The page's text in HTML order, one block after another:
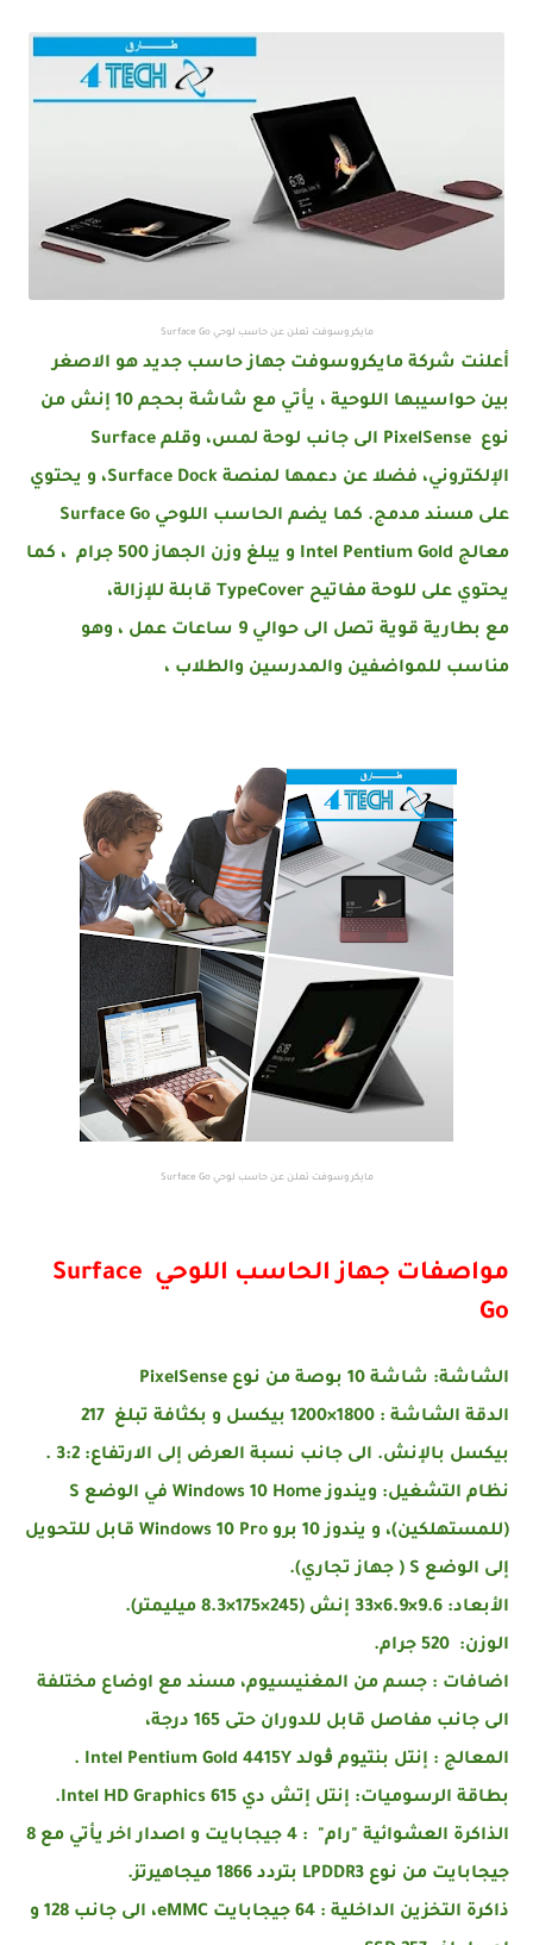
مايكروسوفت تعلن عن حاسب لوحي Surface Go
أعلنت شركة مايكروسوفت جهاز حاسب جديد هو الاصغر
بين حواسيبها اللوحية ، يأتي مع شاشة بحجم 10 إنش من
نوع PixelSense الى جانب لوحة لمس، وقلم Surface
الإلكتروني، فضلا عن دعمها لمنصة Surface Dock، و يحتوي
على مسند مدمج. كما يضم الحاسب اللوحي Surface Go
معالج Intel Pentium Gold و يبلغ وزن الجهاز 500 جرام ، كما
يحتوي على للوحة مفاتيح TypeCover قابلة للإزالة،
مع بطارية قوية تصل الى حوالي 9 ساعات عمل ، وهو
مناسب للمواضفين والمدرسين والطلاب ،
مايكروسوفت تعلن عن حاسب لوحي Surface Go
مواصفات جهاز الحاسب اللوحي Surface
Go
الشاشة: شاشة 10 بوصة من نوع PixelSense
الدقة الشاشة : 1800×1200 بيكسل و بكثافة تبلغ 217
بيكسل بالإنش. الى جانب نسبة العرض إلى الارتفاع: 3:2 .
نظام التشغيل: ويندوز Windows 10 Home في الوضع S
(للمستهلكين)، و يندوز 10 برو Windows 10 Pro قابل للتحويل
إلى الوضع S ( جهاز تجاري).
الأبعاد: 9.6×6.9×33 إنش (245×175×8.3 ميليمتر).
الوزن: 520 جرام.
اضافات : جسم من المغنيسيوم، مسند مع اوضاع مختلفة
الى جانب مفاصل قابل للدوران حتى 165 درجة،
المعالج : إنتل بنتيوم ڨولد Intel Pentium Gold 4415Y .
بطاقة الرسوميات: إنتل إتش دي Intel HD Graphics 615.
الذاكرة العشوائية "رام" : 4 جيجابايت و اصدار اخر يأتي مع 8
جيجابايت من نوع LPDDR3 بتردد 1866 ميجاهيرتز.
ذاكرة التخزين الداخلية : 64 جيجابايت eMMC، الى جانب 128 و